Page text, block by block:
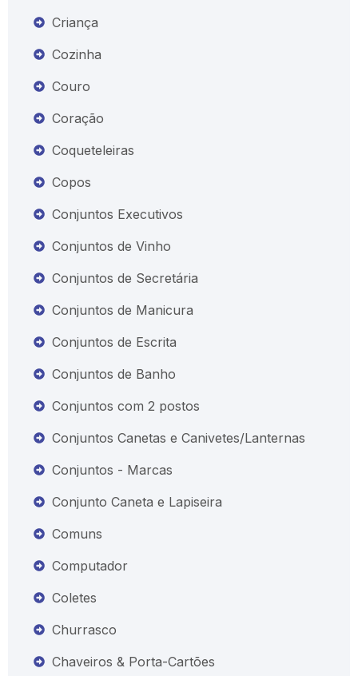
Criança
Cozinha
Couro
Coração
Coqueteleiras
Copos
Conjuntos Executivos
Conjuntos de Vinho
Conjuntos de Secretária
Conjuntos de Manicura
Conjuntos de Escrita
Conjuntos de Banho
Conjuntos com 2 postos
Conjuntos Canetas e Canivetes/Lanternas
Conjuntos - Marcas
Conjunto Caneta e Lapiseira
Comuns
Computador
Coletes
Churrasco
Chaveiros & Porta-Cartões